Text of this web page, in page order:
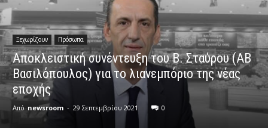
Ξεχωρίζουν Πρόσωπα
Αποκλειστική συνέντευξη του Β. Σταύρου (ΑΒ
Βασιλόπουλος) για το λιανεμπόριο της νέας
εποχής
Από newsroom - 29 Σεπτεμβρίου 2021 0